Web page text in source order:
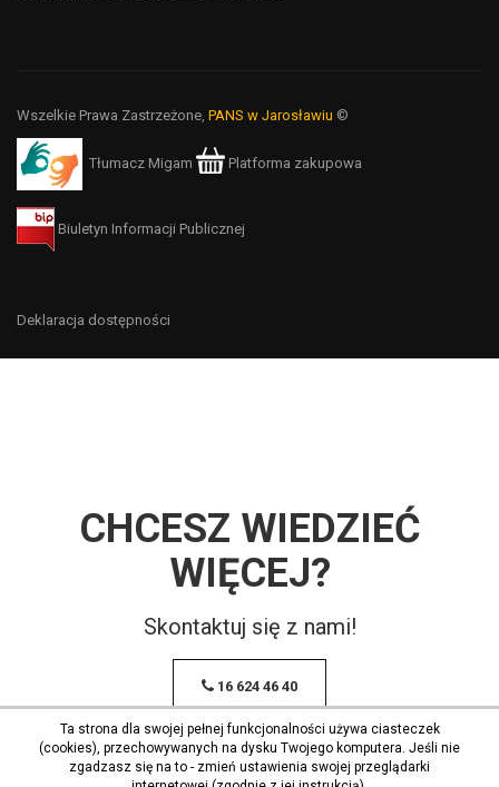
Wszelkie Prawa Zastrzeżone, PANS w Jarosławiu ©
Tłumacz Migam Platforma zakupowa
Biuletyn Informacji Publicznej
Deklaracja dostępności
CHCESZ WIEDZIEĆ
WIĘCEJ?
Skontaktuj się z nami!
16 624 46 40
Ta strona dla swojej pełnej funkcjonalności używa ciasteczek
(cookies), przechowywanych na dysku Twojego komputera. Jeśli nie
zgadzasz się na to - zmień ustawienia swojej przeglądarki